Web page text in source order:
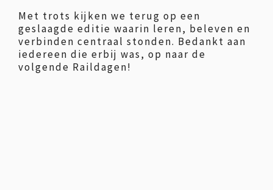
Met trots kijken we terug op een
geslaagde editie waarin leren, beleven en
verbinden centraal stonden. Bedankt aan
iedereen die erbij was, op naar de
volgende Raildagen!